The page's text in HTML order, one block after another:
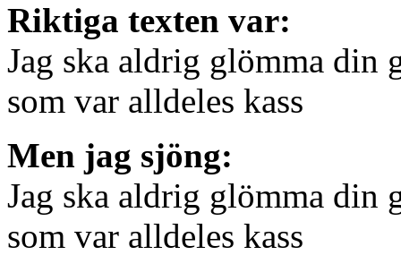
Riktiga texten var:
Jag ska aldrig glömma din
som var alldeles kass
Men jag sjöng:
Jag ska aldrig glömma din
som var alldeles kass